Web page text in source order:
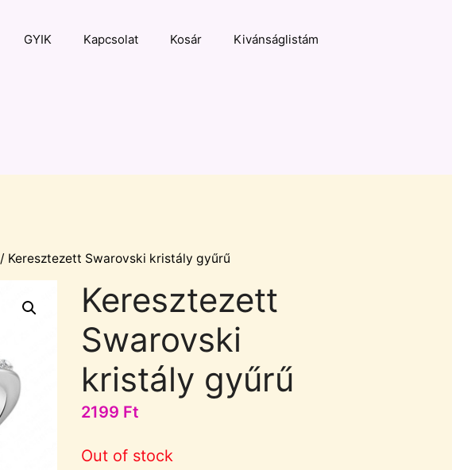
GYIK Kapcsolat Kosár Kivánságlistám
/ Keresztezett Swarovski kristály gyűrű
Keresztezett
Swarovski
kristály gyűrű
2199 Ft
Out of stock